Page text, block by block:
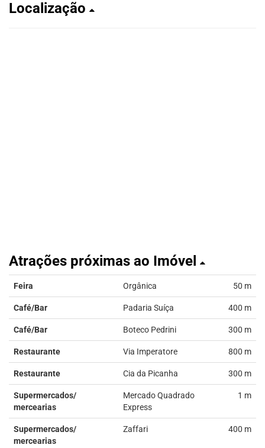
Localização
Atrações próximas ao Imóvel
Feira Orgânica 50 m
Café/Bar Padaria Suíça 400 m
Café/Bar Boteco Pedrini 300 m
Restaurante Via Imperatore 800 m
Restaurante Cia da Picanha 300 m
Supermercados/
mercearias
Mercado Quadrado
Express
1 m
Supermercados/
mercearias
Zaffari 400 m